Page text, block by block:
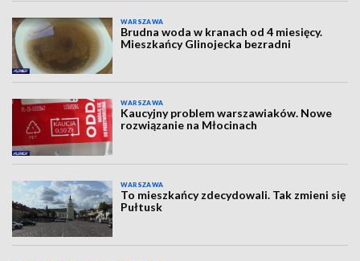
WARSZAWA
Brudna woda w kranach od 4 miesięcy.
Mieszkańcy Glinojecka bezradni
WARSZAWA
Kaucyjny problem warszawiaków. Nowe
rozwiązanie na Młocinach
WARSZAWA
To mieszkańcy zdecydowali. Tak zmieni się
Pułtusk